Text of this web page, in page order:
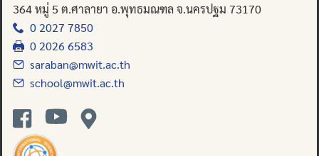
364 หมู่ 5 ต.ศาลายา อ.พุทธมณฑล จ.นครปฐม 73170
0 2027 7850
0 2026 6583
saraban@mwit.ac.th
school@mwit.ac.th